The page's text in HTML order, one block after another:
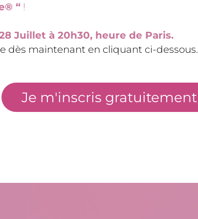
“ !
Juillet à 20h30, heure de Paris.
dès maintenant en cliquant ci-dessous.
Je m'inscris gratuitement